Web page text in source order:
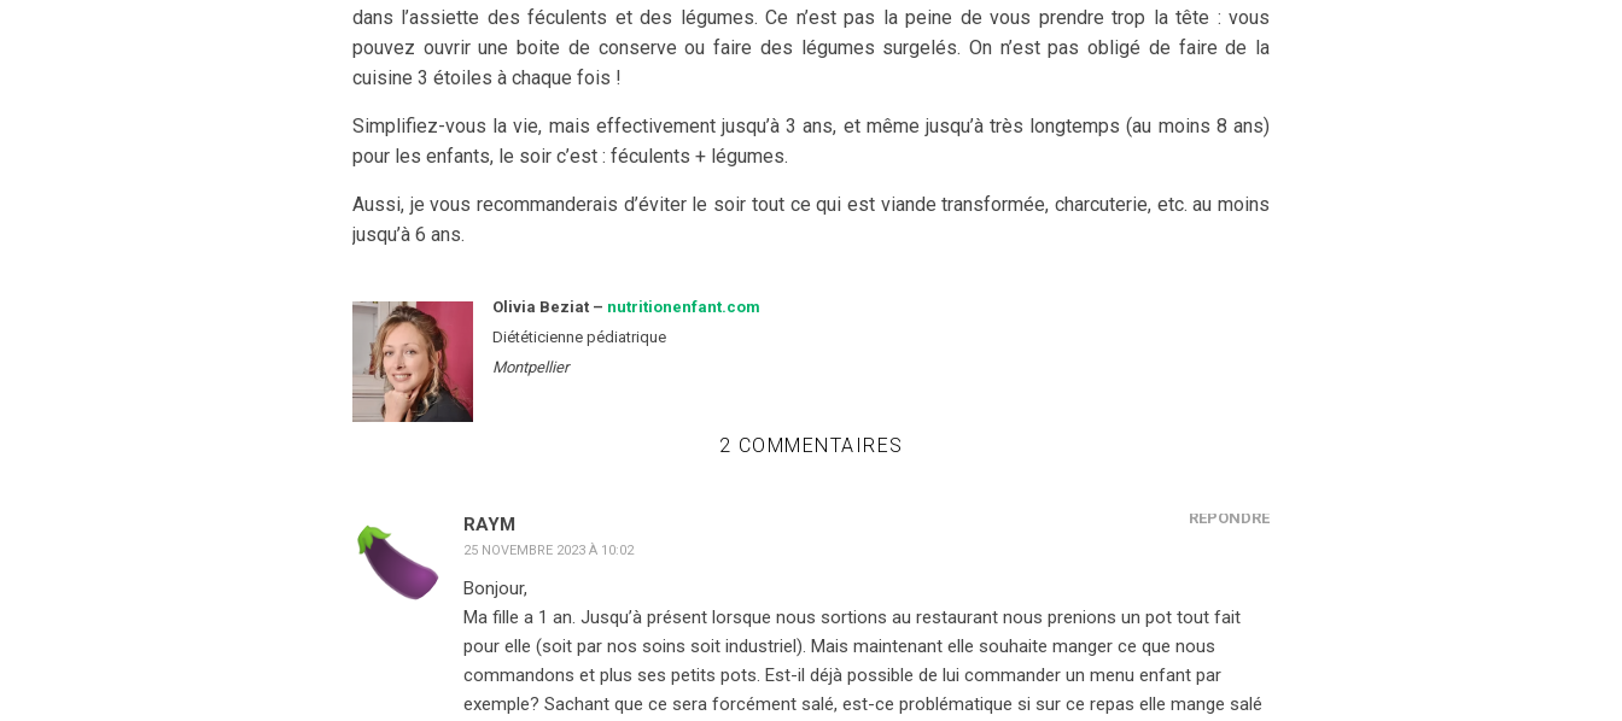
dans l’assiette des féculents et des légumes. Ce n’est pas la peine de vous prendre trop la tête : vous
pouvez ouvrir une boite de conserve ou faire des légumes surgelés. On n’est pas obligé de faire de la
cuisine 3 étoiles à chaque fois !
Simplifiez-vous la vie, mais effectivement jusqu’à 3 ans, et même jusqu’à très longtemps (au moins 8 ans)
pour les enfants, le soir c’est : féculents + légumes.
Aussi, je vous recommanderais d’éviter le soir tout ce qui est viande transformée, charcuterie, etc. au moins
jusqu’à 6 ans.
Olivia Beziat – nutritionenfant.com
Diététicienne pédiatrique
Montpellier
2 COMMENTAIRES
RAYM
25 NOVEMBRE 2023 À 10:02
RÉPONDRE
Bonjour,
Ma fille a 1 an. Jusqu’à présent lorsque nous sortions au restaurant nous prenions un pot tout fait
pour elle (soit par nos soins soit industriel). Mais maintenant elle souhaite manger ce que nous
commandons et plus ses petits pots. Est-il déjà possible de lui commander un menu enfant par
exemple? Sachant que ce sera forcément salé, est-ce problématique si sur ce repas elle mange salé